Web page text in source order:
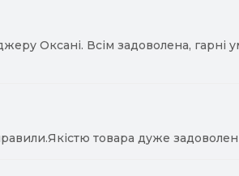
Оксані. Всім задоволена, гарні
товара дуже